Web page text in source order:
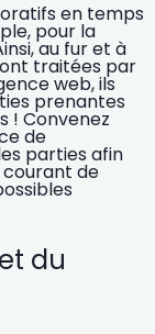
en temps
pour la
au fur et à
traitées par
web, ils
prenantes
! Convenez
de
parties afin
de
du